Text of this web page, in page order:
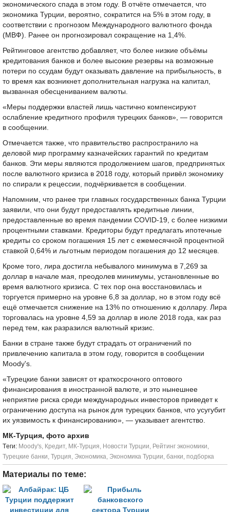
экономического спада в этом году. В отчёте отмечается, что
экономика Турции, вероятно, сократится на 5% в этом году, в
соответствии с прогнозом Международного валютного фонда
(МВФ). Ранее он прогнозировал сокращение на 1,4%.
Рейтинговое агентство добавляет, что более низкие объёмы
кредитования банков и более высокие резервы на возможные
потери по ссудам будут оказывать давление на прибыльность, в
то время как возникнет дополнительная нагрузка на капитал,
вызванная обесцениванием валюты.
«Меры поддержки властей лишь частично компенсируют
ослабление кредитного профиля турецких банков», — говорится
в сообщении.
Отмечается также, что правительство распространило на
деловой мир программу казначейских гарантий по кредитам
банков. Эти меры являются продолжением шагов, предпринятых
после валютного кризиса в 2018 году, который привёл экономику
по спирали к рецессии, подчёркивается в сообщении.
Напомним, что ранее три главных государственных банка Турции
заявили, что они будут предоставлять кредитные линии,
предоставленные во время пандемии COVID-19, с более низкими
процентными ставками. Кредиторы будут предлагать ипотечные
кредиты со сроком погашения 15 лет с ежемесячной процентной
ставкой 0,64% и льготным периодом погашения до 12 месяцев.
Кроме того, лира достигла небывалого минимума в 7,269 за
доллар в начале мая, преодолев минимумы, установленные во
время валютного кризиса. С тех пор она восстановилась и
торгуется примерно на уровне 6,8 за доллар, но в этом году всё
ещё отмечается снижение на 13% по отношению к доллару. Лира
торговалась на уровне 4,59 за доллар в июле 2018 года, как раз
перед тем, как разразился валютный кризис.
Банки в стране также будут страдать от ограничений по
привлечению капитала в этом году, говорится в сообщении
Moody's.
«Турецкие банки зависят от краткосрочного оптового
финансирования в иностранной валюте, и это нынешнее
неприятие риска среди международных инвесторов приведет к
ограничению доступа на рынок для турецких банков, что усугубит
их уязвимость к финансированию», — указывает агентство.
МК-Турция, фото архив
Tеги: Moody's, Кредит, МК-Турция, Новости Турции, Рейтинг экономики,
Турецкие банки, Турция, Экономика, Экономика Турции, банки, подборка
Материалы по теме: